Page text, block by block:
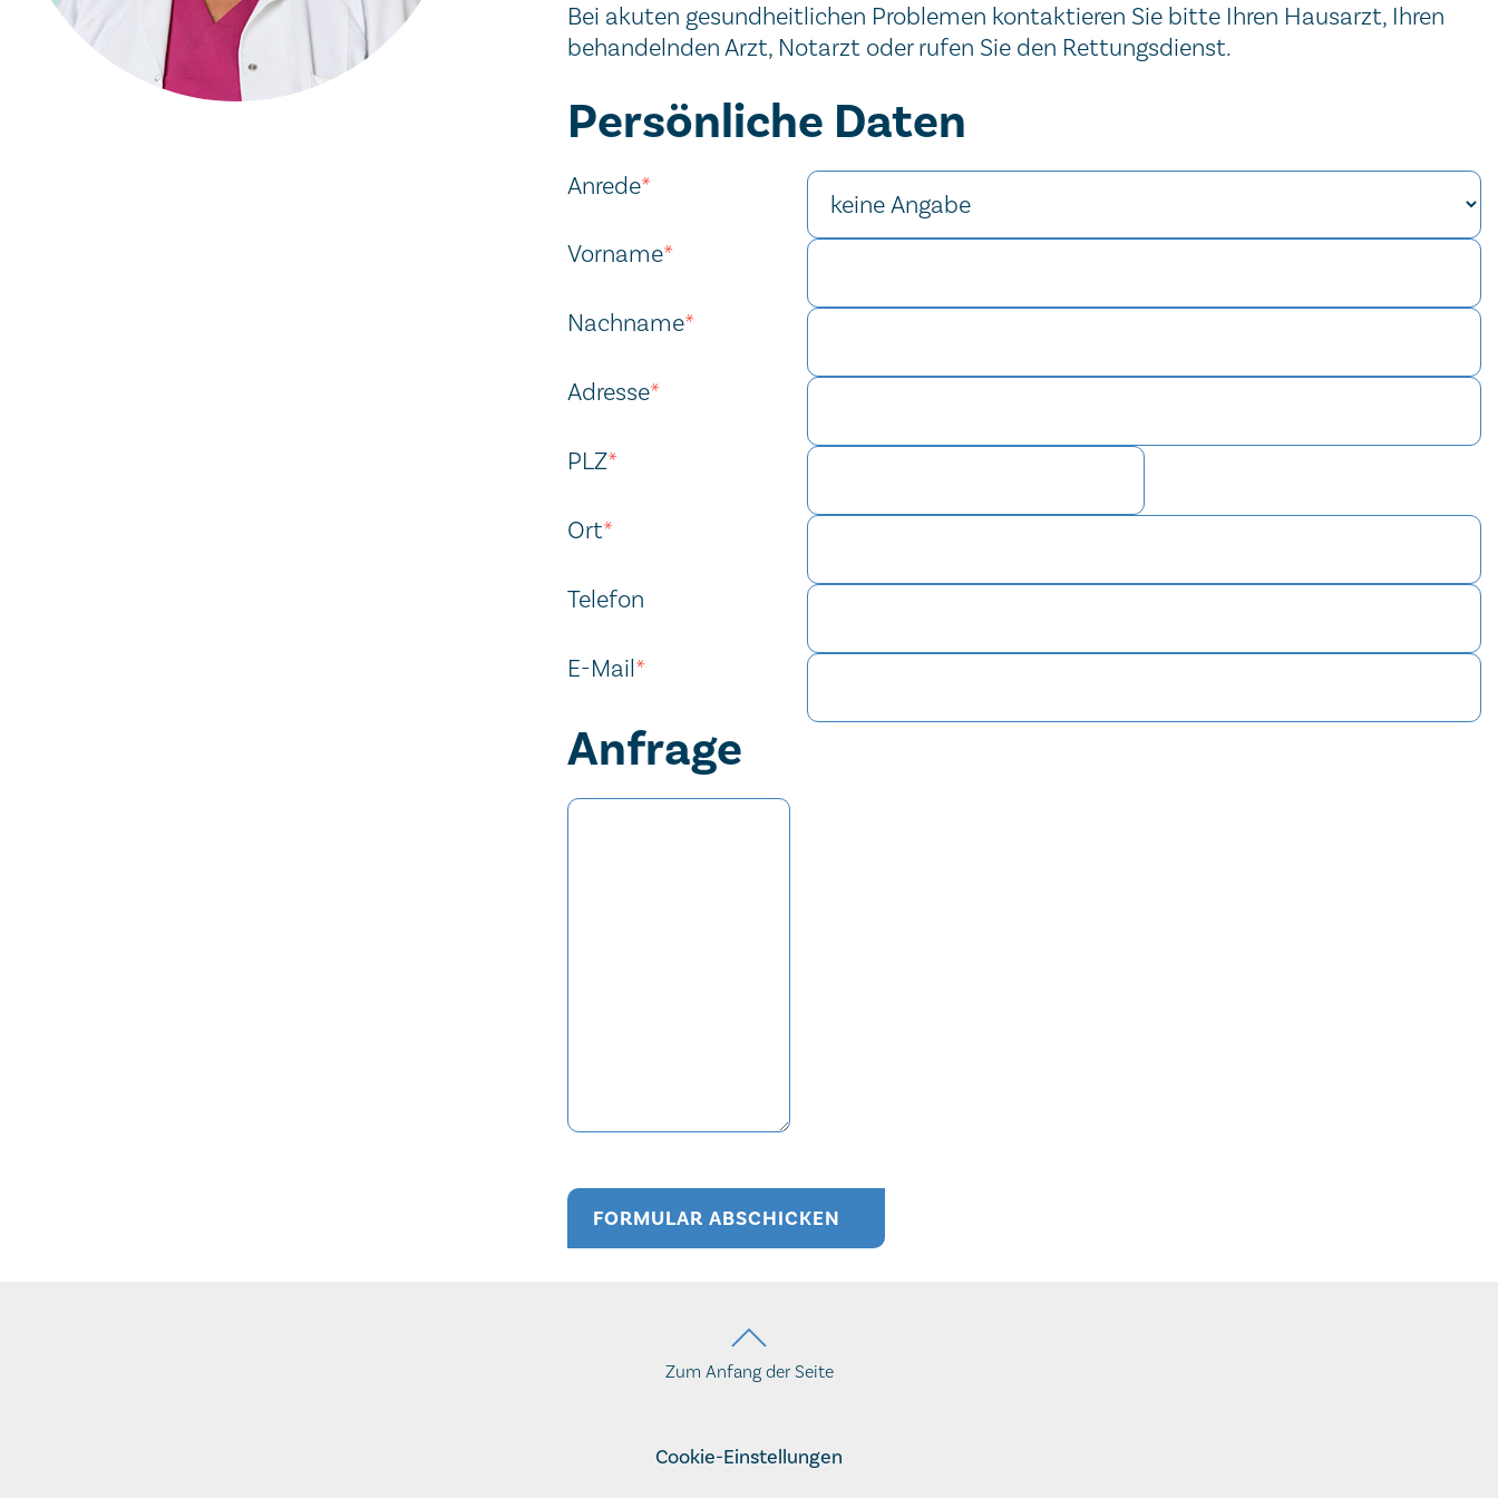
Bei akuten gesundheitlichen Problemen kontaktieren Sie bitte Ihren Hausarzt, Ihren
behandelnden Arzt, Notarzt oder rufen Sie den Rettungsdienst.
Website
Reference
Session ID
Verification code
Verification code
Kontaktformular
Persönliche Daten
Anrede*
Vorname*
Nachname*
Adresse*
PLZ*
Ort*
Telefon
E-Mail*
Anfrage
FORMULAR ABSCHICKEN
Zum Anfang der Seite
Cookie-Einstellungen